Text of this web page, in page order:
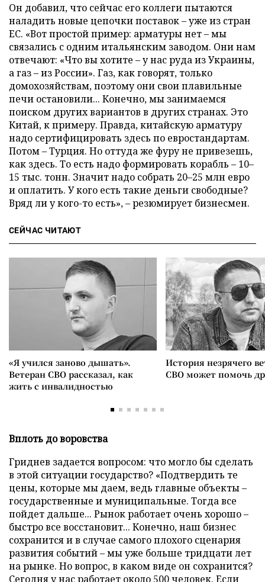
Он добавил, что сейчас его коллеги пытаются
наладить новые цепочки поставок – уже из стран
ЕС. «Вот простой пример: арматуры нет – мы
связались с одним итальянским заводом. Они нам
отвечают: «Что вы хотите – у нас руда из Украины,
а газ – из России». Газ, как говорят, только
домохозяйствам, поэтому они свои плавильные
печи остановили... Конечно, мы занимаемся
поиском других вариантов в других странах. Это
Китай, к примеру. Правда, китайскую арматуру
надо сертифицировать здесь по евростандартам.
Потом – Турция. Но оттуда же фуру не привезешь,
как здесь. То есть надо формировать корабль – 10–
15 тыс. тонн. Значит надо собрать 20–25 млн евро
и оплатить. У кого есть такие деньги свободные?
Вряд ли у кого-то есть», – резюмирует бизнесмен.
СЕЙЧАС ЧИТАЮТ
«Я учился заново дышать».
Ветеран СВО рассказал, как
жить с инвалидностью
История незрячего
СВО может помочь
Вплоть до воровства
Гриднев задается вопросом: что могло бы сделать
в этой ситуации государство? «Подтвердить те
цены, которые мы даем, ведь главные объекты –
государственные и муниципальные. Тогда все
пойдет дальше... Рынок работает очень хорошо –
быстро все восстановит... Конечно, наш бизнес
сохранится и в случае самого плохого сценария
развития событий – мы уже больше тридцати лет
на рынке. Но вопрос, в каком виде он сохранится?
Сегодня у нас работает около 500 человек. Если